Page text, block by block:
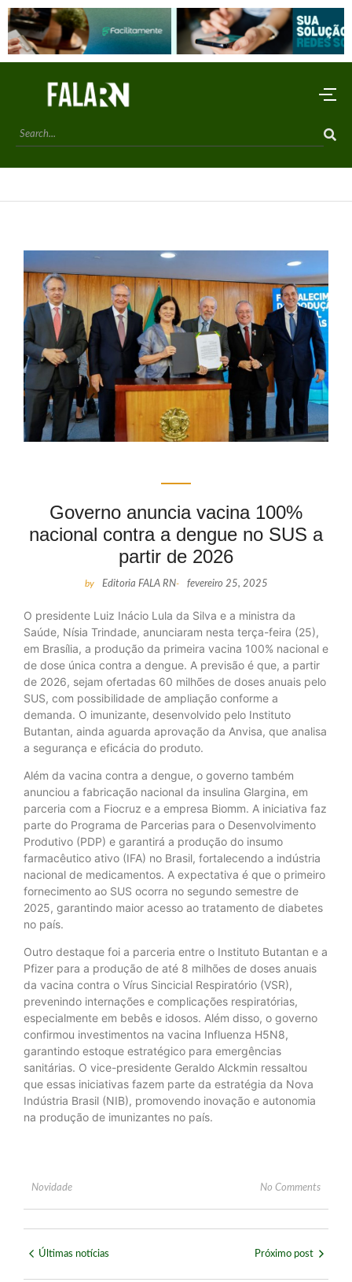
Governo anuncia vacina 100%
nacional contra a dengue no SUS a
partir de 2026
by Editoria FALA RN- fevereiro 25, 2025
O presidente Luiz Inácio Lula da Silva e a ministra da
Saúde, Nísia Trindade, anunciaram nesta terça-feira (25),
em Brasília, a produção da primeira vacina 100% nacional e
de dose única contra a dengue. A previsão é que, a partir
de 2026, sejam ofertadas 60 milhões de doses anuais pelo
SUS, com possibilidade de ampliação conforme a
demanda. O imunizante, desenvolvido pelo Instituto
Butantan, ainda aguarda aprovação da Anvisa, que analisa
a segurança e eficácia do produto.
Além da vacina contra a dengue, o governo também
anunciou a fabricação nacional da insulina Glargina, em
parceria com a Fiocruz e a empresa Biomm. A iniciativa faz
parte do Programa de Parcerias para o Desenvolvimento
Produtivo (PDP) e garantirá a produção do insumo
farmacêutico ativo (IFA) no Brasil, fortalecendo a indústria
nacional de medicamentos. A expectativa é que o primeiro
fornecimento ao SUS ocorra no segundo semestre de
2025, garantindo maior acesso ao tratamento de diabetes
no país.
Outro destaque foi a parceria entre o Instituto Butantan e a
Pfizer para a produção de até 8 milhões de doses anuais
da vacina contra o Vírus Sincicial Respiratório (VSR),
prevenindo internações e complicações respiratórias,
especialmente em bebês e idosos. Além disso, o governo
confirmou investimentos na vacina Influenza H5N8,
garantindo estoque estratégico para emergências
sanitárias. O vice-presidente Geraldo Alckmin ressaltou
que essas iniciativas fazem parte da estratégia da Nova
Indústria Brasil (NIB), promovendo inovação e autonomia
na produção de imunizantes no país.
Novidade No Comments
Últimas notícias Próximo post